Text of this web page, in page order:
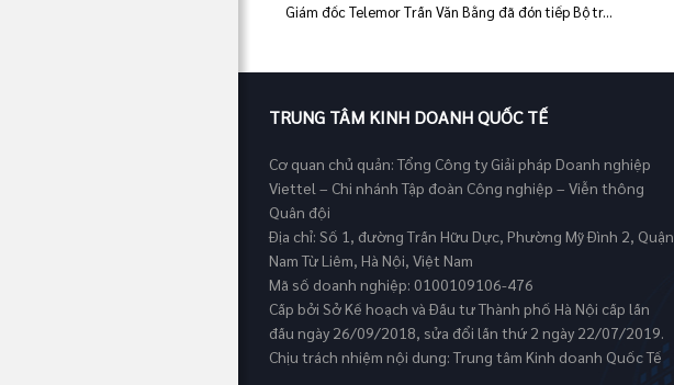
Giám đốc Telemor Trần Văn Bằng đã đón tiếp Bộ tr...
TRUNG TÂM KINH DOANH QUỐC TẾ
Cơ quan chủ quản: Tổng Công ty Giải pháp Doanh nghiệp
Viettel – Chi nhánh Tập đoàn Công nghiệp – Viễn thông
Quân đội
Địa chỉ: Số 1, đường Trần Hữu Dực, Phường Mỹ Đình 2, Quận
Nam Từ Liêm, Hà Nội, Việt Nam
Mã số doanh nghiệp: 0100109106-476
Cấp bởi Sở Kế hoạch và Đầu tư Thành phố Hà Nội cấp lần
đầu ngày 26/09/2018, sửa đổi lần thứ 2 ngày 22/07/2019.
Chịu trách nhiệm nội dung: Trung tâm Kinh doanh Quốc Tế